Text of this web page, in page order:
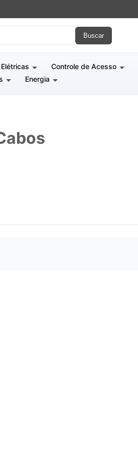
Buscar
Controle de Acesso
Energia